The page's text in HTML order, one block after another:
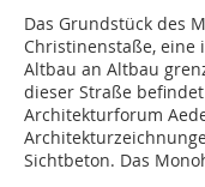
Das Grundstück des
Christinenstaße, eine
Altbau an Altbau
dieser Straße
Architekturforum
Sichtbeton. Das